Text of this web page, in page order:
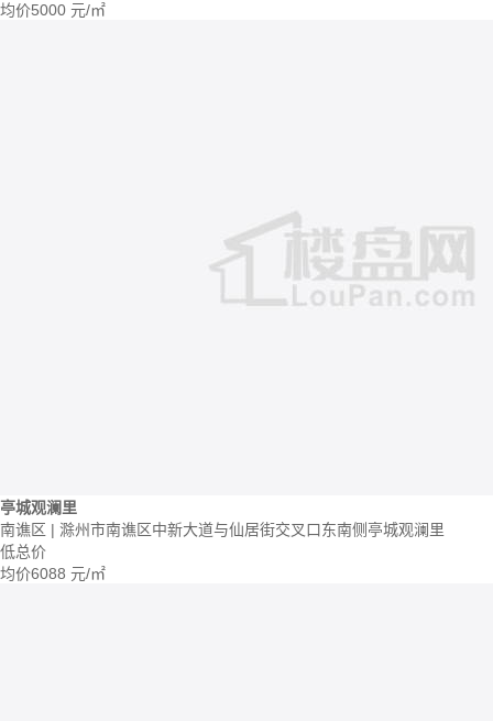
均价5000 元/㎡
亭城观澜里
南谯区 | 滁州市南谯区中新大道与仙居街交叉口东南侧亭城观澜里
低总价
均价6088 元/㎡